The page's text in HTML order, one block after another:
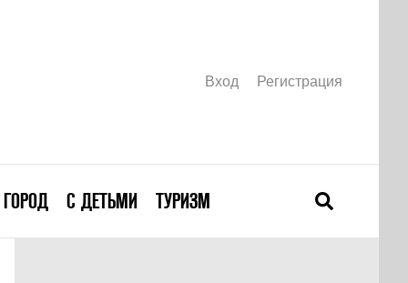
Вход Регистрация
ГОРОД С ДЕТЬМИ ТУРИЗМ